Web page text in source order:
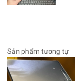
Sản phẩm tương tự